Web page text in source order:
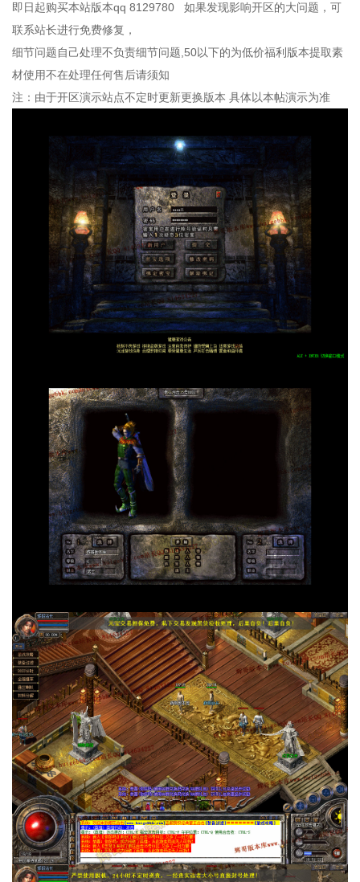
即日起购买本站版本qq 8129780 如果发现影响开区的大问题，可
联系站长进行免费修复，
细节问题自己处理不负责细节问题,50以下的为低价福利版本提取素
材使用不在处理任何售后请须知
注：由于开区演示站点不定时更新更换版本 具体以本帖演示为准